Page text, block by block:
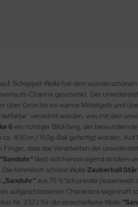
Schoppel-Wolle hat dem wunderschönen
Charme geschenkt. Der
Grün bis ins warme Mittelgelb und
verzwirnt worden, was mit den
6 ein richtiger Blickfang, der
400 m / 150g-Ball gefertigt worden.
dass das Verarbeiten der
lässt sich hervorragend stricken
himmlisch schöne Wolle Zauberball
aus 75 % Schurwolle (superwash
aufgeschlossenen Charakters sagenhaft
Nr. 2323 für die streichelfeine Wolle